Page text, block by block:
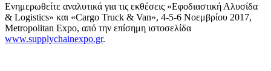
Ενημερωθείτε αναλυτικά για τις εκθέσεις «Εφοδιαστική Αλυσίδα
& Logistics» και «Cargo Truck & Van», 4-5-6 Νοεμβρίου 2017,
Metropolitan Expo, από την επίσημη ιστοσελίδα
www.supplychainexpo.gr.